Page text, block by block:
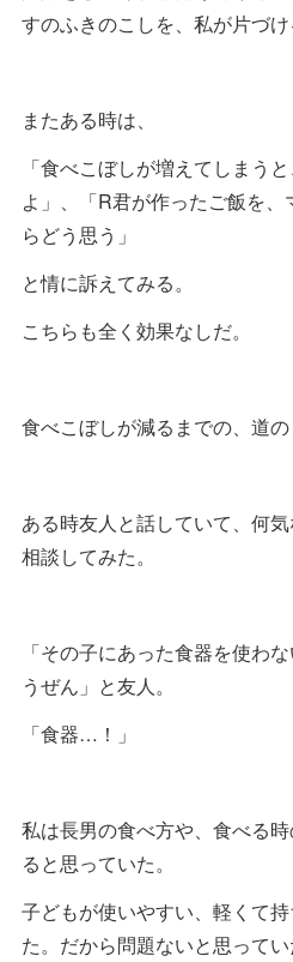
すのふきのこしを、私が片づけ
またある時は、
「食べこぼしが増えてしまう
よ」、「R君が作ったご飯を
らどう思う」
と情に訴えてみる。
こちらも全く効果なしだ。
食べこぼしが減るまでの、道の
ある時友人と話していて、何
相談してみた。
「その子にあった食器を使わ
うぜん」と友人。
「食器…！」
私は長男の食べ方や、食べる
ると思っていた。
子どもが使いやすい、軽くて
た。だから問題ないと思ってい